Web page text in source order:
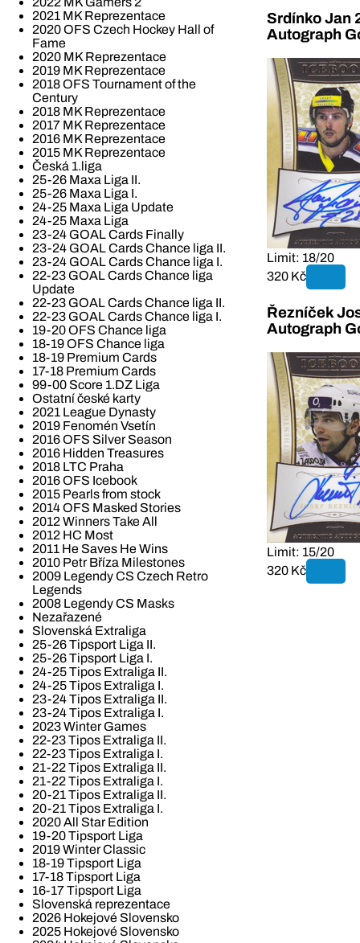
2021 MK Reprezentace
2020 OFS Czech Hockey Hall of
Fame
2020 MK Reprezentace
2019 MK Reprezentace
2018 OFS Tournament of the
Century
2018 MK Reprezentace
2017 MK Reprezentace
2016 MK Reprezentace
2015 MK Reprezentace
Česká 1.liga
25-26 Maxa Liga II.
25-26 Maxa Liga I.
24-25 Maxa Liga Update
24-25 Maxa Liga
23-24 GOAL Cards Finally
23-24 GOAL Cards Chance liga II.
23-24 GOAL Cards Chance liga I.
22-23 GOAL Cards Chance liga
Update
22-23 GOAL Cards Chance liga II.
22-23 GOAL Cards Chance liga I.
19-20 OFS Chance liga
18-19 OFS Chance liga
18-19 Premium Cards
17-18 Premium Cards
99-00 Score 1.DZ Liga
Ostatní české karty
2021 League Dynasty
2019 Fenomén Vsetín
2016 OFS Silver Season
2016 Hidden Treasures
2018 LTC Praha
2016 OFS Icebook
2015 Pearls from stock
2014 OFS Masked Stories
2012 Winners Take All
2012 HC Most
2011 He Saves He Wins
2010 Petr Bříza Milestones
2009 Legendy CS Czech Retro
Legends
2008 Legendy CS Masks
Nezařazené
Slovenská Extraliga
25-26 Tipsport Liga II.
25-26 Tipsport Liga I.
24-25 Tipos Extraliga II.
24-25 Tipos Extraliga I.
23-24 Tipos Extraliga II.
23-24 Tipos Extraliga I.
2023 Winter Games
22-23 Tipos Extraliga II.
22-23 Tipos Extraliga I.
21-22 Tipos Extraliga II.
21-22 Tipos Extraliga I.
20-21 Tipos Extraliga II.
20-21 Tipos Extraliga I.
2020 All Star Edition
19-20 Tipsport Liga
2019 Winter Classic
18-19 Tipsport Liga
17-18 Tipsport Liga
16-17 Tipsport Liga
Slovenská reprezentace
2026 Hokejové Slovensko
2025 Hokejové Slovensko
Srdínko Jan
Autograph
Limit: 18/20
320 Kč
Řezníček
Autograph
Limit: 15/20
320 Kč